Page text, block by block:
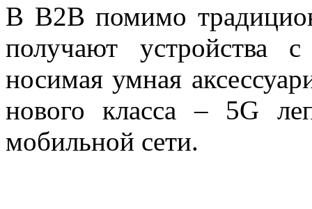
В В2В помимо
получают устройства
носимая умная
нового класса – 5G
мобильной сети.